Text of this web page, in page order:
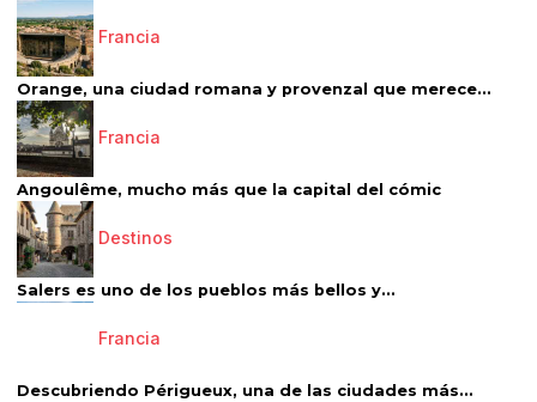
Francia
Orange, una ciudad romana y provenzal que merece...
Francia
Angoulême, mucho más que la capital del cómic
Destinos
Salers es uno de los pueblos más bellos y...
Francia
Descubriendo Périgueux, una de las ciudades más...